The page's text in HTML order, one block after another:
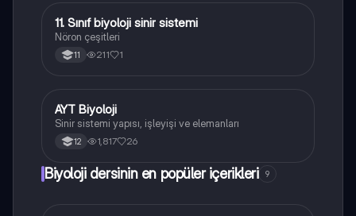
Biyoloji
11. Sınıf biyoloji sinir sistemi
Nöron çeşitleri
11 211 1
Biyoloji
AYT Biyoloji
Sinir sistemi yapısı, işleyişi ve elemanları
12 1,817 26
Biyoloji dersinin en popüler içerikleri 9